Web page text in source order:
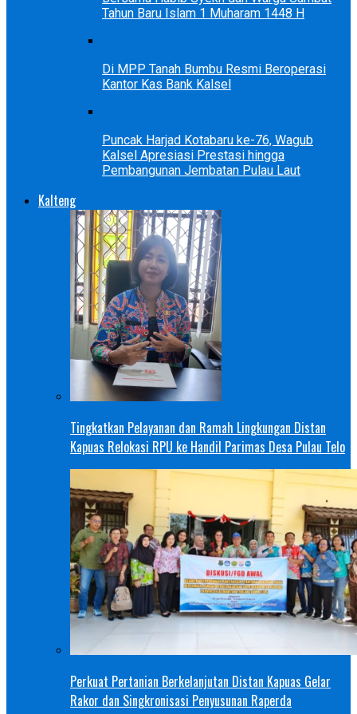
Tahun Baru Islam 1 Muharam 1448 H
Di MPP Tanah Bumbu Resmi Beroperasi
Kantor Kas Bank Kalsel
Puncak Harjad Kotabaru ke-76, Wagub
Kalsel Apresiasi Prestasi hingga
Pembangunan Jembatan Pulau Laut
Kalteng
Tingkatkan Pelayanan dan Ramah Lingkungan Distan
Kapuas Relokasi RPU ke Handil Parimas Desa Pulau Telo
Perkuat Pertanian Berkelanjutan Distan Kapuas Gelar
Rakor dan Singkronisasi Penyusunan Raperda